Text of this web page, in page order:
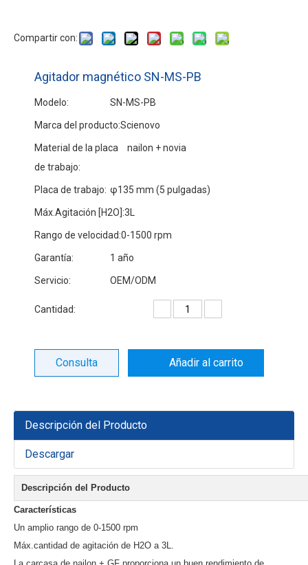
Compartir con:
Agitador magnético SN-MS-PB
Modelo: SN-MS-PB
Marca del producto:Scienovo
Material de la placa
de trabajo:
nailon + novia
Placa de trabajo: φ135 mm (5 pulgadas)
Máx.Agitación [H2O]:3L
Rango de velocidad:0-1500 rpm
Garantía: 1 año
Servicio: OEM/ODM
Cantidad:
Consulta Añadir al carrito
Descripción del Producto
Descargar
Descripción del Producto
Características
Un amplio rango de 0-1500 rpm
Máx.cantidad de agitación de H2O a 3L.